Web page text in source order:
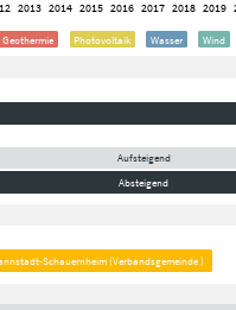
Geothermie Photovoltaik Wasser Wind
Aufsteigend
Absteigend
Schauernheim (Verbandsgemeinde )